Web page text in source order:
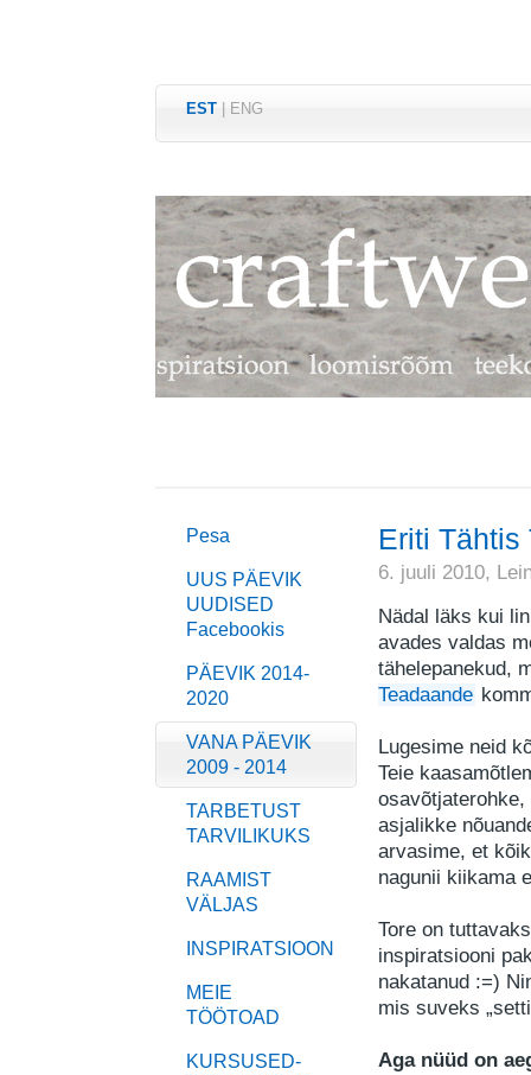
EST ENG
Pesa
UUS PÄEVIK
UUDISED
Facebookis
PÄEVIK 2014-
2020
VANA PÄEVIK
2009 - 2014
TARBETUST
TARVILIKUKS
RAAMIST
VÄLJAS
INSPIRATSIOON
MEIE
TÖÖTOAD
KURSUSED-
Eriti Tähtis
6. juuli 2010,
Nädal läks kui
avades valdas
tähelepanekud,
Teadaande
Lugesime neid
Teie
asjalikke
arvasime, et
nagunii kiikama
Tore on
inspiratsiooni
nakatanud :=)
mis suveks
Aga nüüd on